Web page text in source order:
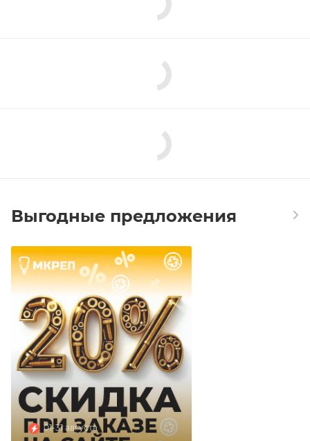
Выгодные предложения
01-31 августа